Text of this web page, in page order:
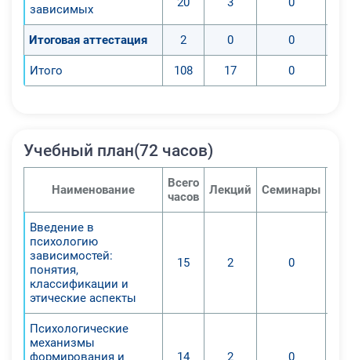
зависимых
Итоговая аттестация 2 0 0
Итого 108 17 0
Учебный план(72 часов)
Наименование
Всего
часов
Лекций Семинары
Введение в
психологию
зависимостей:
понятия,
классификации и
этические аспекты
15 2 0
Психологические
механизмы
формирования и
14 2 0